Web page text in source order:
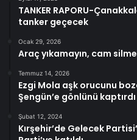
TANKER RAPORU-
tanker geçecek
Ocak 29, 2026
Araç yıkamayın, cam
Temmuz 14, 2026
Ezgi Mola aşk orucunu
Şengün’e gönlünü kaptırdı
Şubat 12, 2024
Kırşehir’de Gelecek